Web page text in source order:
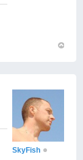
SkyFish